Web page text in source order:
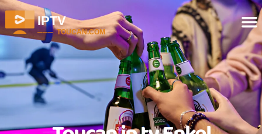
IPTV
─── TOUCAN.COM